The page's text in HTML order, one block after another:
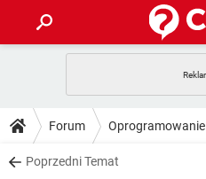
GRY
SPOTIFY
PORADY
PlayStation
DO POBRANIA
Forum Oprogramowanie
Poprzedni Temat